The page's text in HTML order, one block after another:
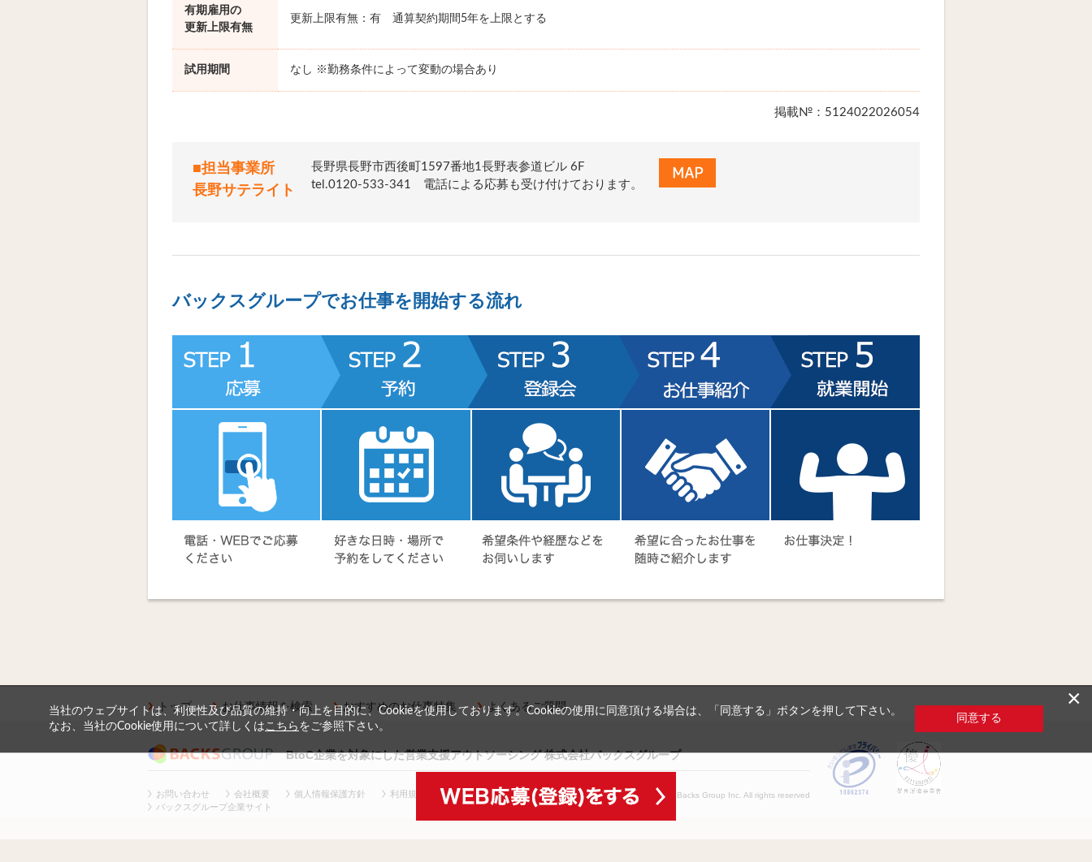
有期雇用の
更新上限有無
更新上限有無：有 通算契約期間5年を上限とする
試用期間 なし ※勤務条件によって変動の場合あり
掲載№：5124022026054
■担当事業所
長野サテライト
長野県長野市西後町1597番地1長野表参道ビル 6F
tel.0120-533-341 電話による応募も受け付けております。
バックスグループでお仕事を開始する流れ
トップ お仕事情報を検索 おすすめのお仕事特集 よくあるご質問
BtoC企業を対象にした営業支援アウトソーシング 株式会社バックスグループ
お問い合わせ 会社概要 個人情報保護方針
利用規約等
バックスグループ企業サイト
(c) Copyright 2026 Backs Group Inc. All rights reserved
×
当社のウェブサイトは、利便性及び品質の維持・向上を目的に、Cookieを使用しております。Cookieの使用に同意頂ける場合は、「同意する」ボタンを押して下さい。
なお、当社のCookie使用について詳しくは こちら をご参照下さい。
同意する